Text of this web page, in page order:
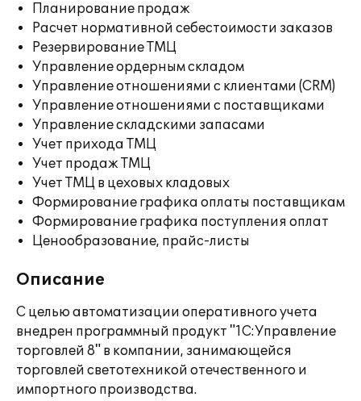
Планирование продаж
Расчет нормативной себестоимости заказов
Резервирование ТМЦ
Управление ордерным складом
Управление отношениями с клиентами (CRM)
Управление отношениями с поставщиками
Управление складскими запасами
Учет прихода ТМЦ
Учет продаж ТМЦ
Учет ТМЦ в цеховых кладовых
Формирование графика оплаты поставщикам
Формирование графика поступления оплат
Ценообразование, прайс-листы
Описание
С целью автоматизации оперативного учета
внедрен программный продукт "1С:Управление
торговлей 8" в компании, занимающейся
торговлей светотехникой отечественного и
импортного производства.